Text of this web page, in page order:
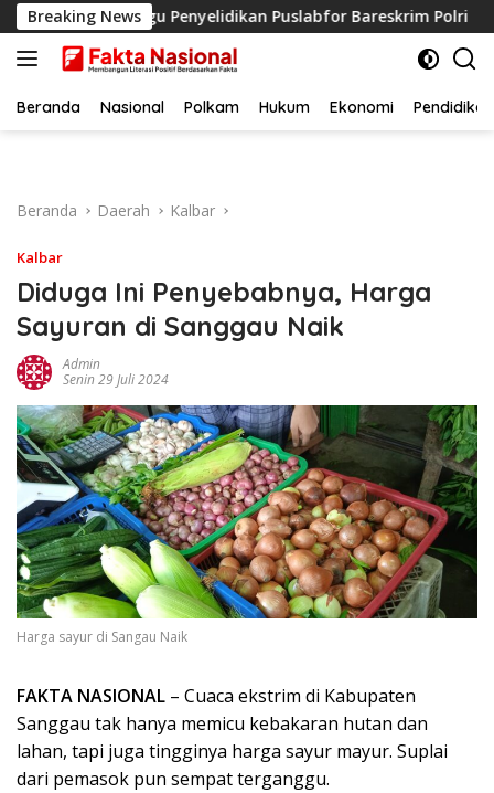
Langsung
ke
konten
Breaking News
Tunggu Penyelidikan Puslabfor Bareskrim Polri
Beranda Nasional Polkam Hukum Ekonomi Pendidikan
Beranda Daerah Kalbar
Kalbar
Diduga Ini Penyebabnya, Harga
Sayuran di Sanggau Naik
Admin
Senin 29 Juli 2024
Harga sayur di Sangau Naik
FAKTA NASIONAL – Cuaca ekstrim di Kabupaten
Sanggau tak hanya memicu kebakaran hutan dan
lahan, tapi juga tingginya harga sayur mayur. Suplai
dari pemasok pun sempat terganggu.